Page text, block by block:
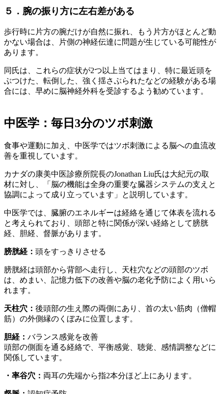
５．腕の振り方に左右差がある
歩行時に片方の腕だけが自然に振れ、もう片方がほとんど動
かない場合は、片側の神経伝達に問題が生じている可能性が
あります。
同氏は、これらの症状が2つ以上当てはまり、特に最近頭を
ぶつけた、転倒した、強く揺さぶられたなどの経験がある場
合には、早めに脳神経外科を受診するよう勧めています。
中医学：毎日3分のツボ刺激
食事や運動に加え、中医学ではツボ刺激による脳への血流改
善を重視しています。
カナダの康美中医診療所院長のJonathan Liu氏は大紀元の取
材に対し、「脳の機能は全身の重要な臓器システムの支えと
協調によって成り立っています」と説明しています。
中医学では、臓腑のエネルギーは経絡を通じて体表を流れる
と考えられており、頭部と特に関係が深い経絡として膀胱
経、胆経、督脈があります。
膀胱経： 頭をすっきりさせる
膀胱経は頭部から背部へ走行し、天柱穴などの頭部のツボ
は、めまい、記憶力低下の改善や脳の老化予防によく用いら
れます。
天柱穴： 後頭部の生え際の両側にあり、首の太い筋肉（僧帽
筋）の外側縁のくぼみに位置します。
胆経： バランス感覚を改善
頭部の側面を通る経絡で、平衡感覚、聴覚、感情調整などに
関係しています。
・率谷穴： 両耳の先端から指2本分ほど上にあります。